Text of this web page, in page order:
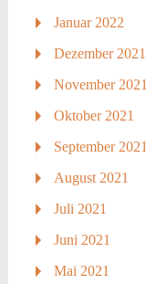
Januar 2022
Dezember 2021
November 2021
Oktober 2021
September 2021
August 2021
Juli 2021
Juni 2021
Mai 2021